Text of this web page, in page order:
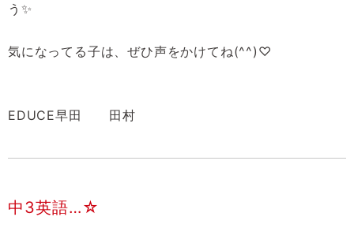
う✨
気になってる子は、ぜひ声をかけてね(^^)♡
EDUCE早田 田村
中3英語…☆